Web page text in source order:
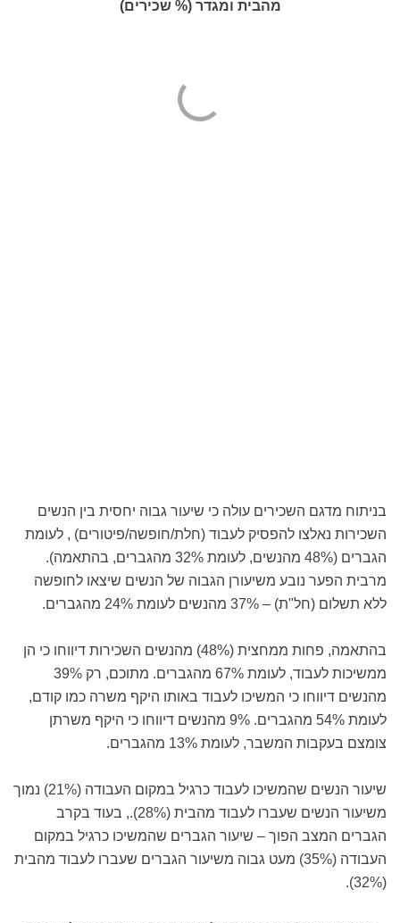
מהבית ומגדר (% שכירים)
בניתוח מדגם השכירים עולה כי שיעור גבוה יחסית בין הנשים
השכירות נאלצו להפסיק לעבוד (חלת/חופשה/פיטורים) , לעומת
הגברים (48% מהנשים, לעומת 32% מהגברים, בהתאמה).
מרבית הפער נובע משיעורן הגבוה של הנשים שיצאו לחופשה
ללא תשלום (חל"ת) – 37% מהנשים לעומת 24% מהגברים.
בהתאמה, פחות ממחצית (48%) מהנשים השכירות דיווחו כי הן
ממשיכות לעבוד, לעומת 67% מהגברים. מתוכם, רק 39%
מהנשים דיווחו כי המשיכו לעבוד באותו היקף משרה כמו קודם,
לעומת 54% מהגברים. 9% מהנשים דיווחו כי היקף משרתן
צומצם בעקבות המשבר, לעומת 13% מהגברים.
שיעור הנשים שהמשיכו לעבוד כרגיל במקום העבודה (21%) נמוך
משיעור הנשים שעברו לעבוד מהבית (28%)., בעוד בקרב
הגברים המצב הפוך – שיעור הגברים שהמשיכו כרגיל במקום
העבודה (35%) מעט גבוה משיעור הגברים שעברו לעבוד מהבית
(32%).